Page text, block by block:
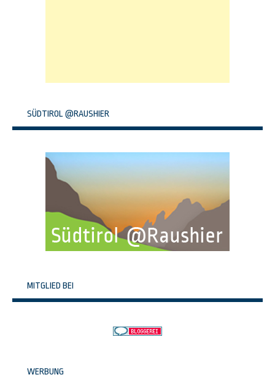
SÜDTIROL @RAUSHIER
MITGLIED BEI
WERBUNG